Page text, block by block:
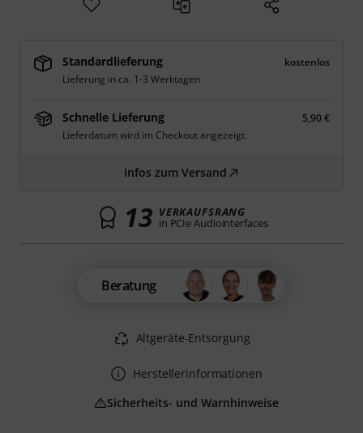
Standardlieferung
kostenlos
Lieferung in ca. 1-3 Werktagen
Schnelle Lieferung
5,90 €
Lieferdatum wird im Checkout angezeigt.
Infos zum Versand
13 VERKAUFSRANG
in PCIe Audiointerfaces
Beratung
Altgeräte-Entsorgung
Herstellerinformationen
Sicherheits- und Warnhinweise